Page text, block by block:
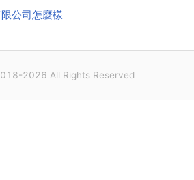
公司怎麼樣
2026 All Rights Reserved